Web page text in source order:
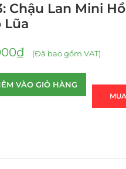
Chậu Lan Mini
Lũa
₫ (Đã bao gồm VAT)
VÀO GIỎ HÀNG